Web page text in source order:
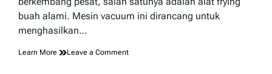
buah alami. Mesin vacuum ini dirancang untuk
menghasilkan…
Learn More Leave a Commenton